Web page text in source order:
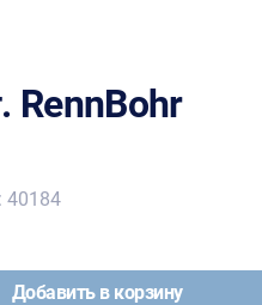
RennBohr
40184
Добавить в корзину